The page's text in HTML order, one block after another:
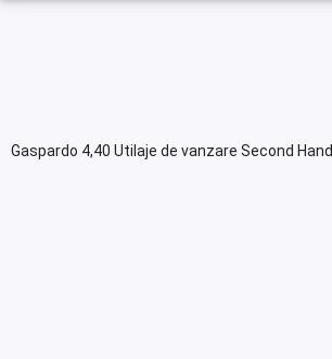
Gaspardo 4,40 Utilaje de vanzare Second Hand